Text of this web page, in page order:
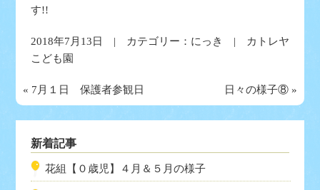
す!!
2018年7月13日 | カテゴリー： にっき
| カトレヤ
こども園
« 7月１日 保護者参観日 日々の様子⑧»
新着記事
花組【０歳児】４月＆５月の様子